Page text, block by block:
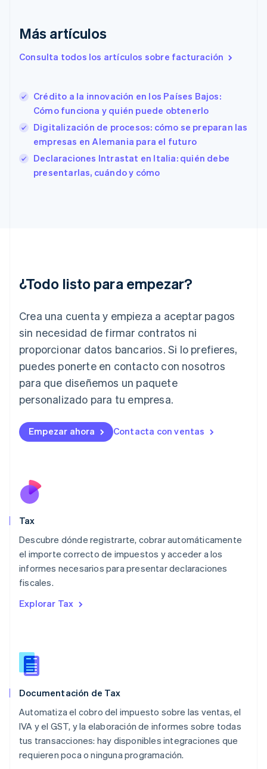
Más artículos
Consulta todos los artículos sobre facturación
Crédito a la innovación en los Países Bajos:
Cómo funciona y quién puede obtenerlo
Digitalización de procesos: cómo se preparan las
empresas en Alemania para el futuro
Declaraciones Intrastat en Italia: quién debe
presentarlas, cuándo y cómo
¿Todo listo para empezar?
Crea una cuenta y empieza a aceptar pagos
sin necesidad de firmar contratos ni
proporcionar datos bancarios. Si lo prefieres,
puedes ponerte en contacto con nosotros
para que diseñemos un paquete
personalizado para tu empresa.
Empezar ahora Contacta con ventas
Tax
Descubre dónde registrarte, cobrar automáticamente
el importe correcto de impuestos y acceder a los
informes necesarios para presentar declaraciones
fiscales.
Explorar Tax
Documentación de Tax
Automatiza el cobro del impuesto sobre las ventas, el
IVA y el GST, y la elaboración de informes sobre todas
tus transacciones: hay disponibles integraciones que
requieren poca o ninguna programación.
English
Emiratos Árabes Unidos
Eslovenia
España
Español English
Estados Unidos
Estonia
English
Hungría
English
Irlanda
Italia
ItalianoEnglish
Japón
English
Letonia
Liechtenstein
DeutschEnglish
Français
Malasia
English
México
Español
Noruega
English
Nueva Zelandia
English
English
Portugal
RAE de Hong Kong, China
English简体中文
Reino Unido
English
República Checa
English